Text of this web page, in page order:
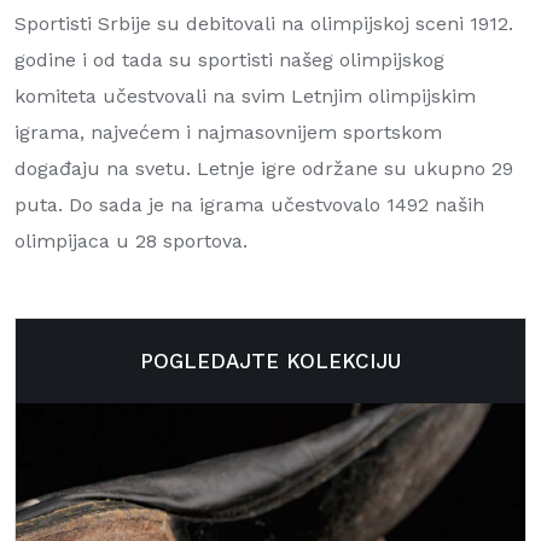
Sportisti Srbije su debitovali na olimpijskoj sceni 1912.
godine i od tada su sportisti našeg olimpijskog
komiteta učestvovali na svim Letnjim olimpijskim
igrama, najvećem i najmasovnijem sportskom
događaju na svetu. Letnje igre održane su ukupno 29
puta. Do sada je na igrama učestvovalo 1492 naših
olimpijaca u 28 sportova.
POGLEDAJTE KOLEKCIJU